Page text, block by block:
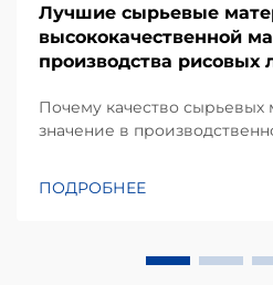
Лучшие сырьевые
высококачественной
производства рисовых
Почему качество сырьевых
значение в
закусок, одним из
ПОДРОБНЕЕ